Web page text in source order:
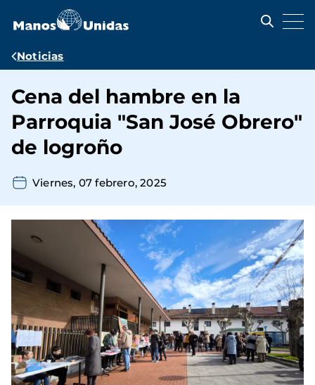
contenido
Ruta
navegación
Noticias
Cena del hambre en la
Parroquia "San José Obrero"
de logroño
Viernes, 07 febrero, 2025